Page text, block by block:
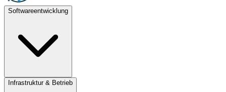
Softwareentwicklung
Infrastruktur & Betrieb